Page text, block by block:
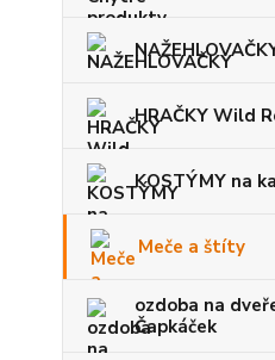
HRAČKY Wild
KOSTÝMY na
Meče a štíty
ozdoba na
Čapkáček